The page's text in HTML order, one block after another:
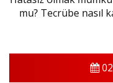
mu? Tecrübe nasıl